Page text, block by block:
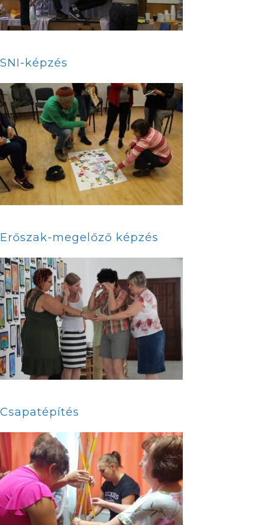
SNI-képzés
Erőszak-megelőző képzés
Csapatépítés